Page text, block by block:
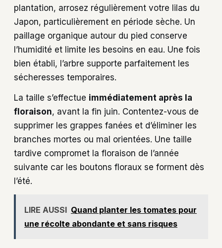
plantation, arrosez régulièrement votre lilas du
Japon, particulièrement en période sèche. Un
paillage organique autour du pied conserve
l’humidité et limite les besoins en eau. Une fois
bien établi, l’arbre supporte parfaitement les
sécheresses temporaires.
La taille s’effectue immédiatement après la
floraison, avant la fin juin. Contentez-vous de
supprimer les grappes fanées et d’éliminer les
branches mortes ou mal orientées. Une taille
tardive compromet la floraison de l’année
suivante car les boutons floraux se forment dès
l’été.
LIRE AUSSI Quand planter les tomates pour
une récolte abondante et sans risques